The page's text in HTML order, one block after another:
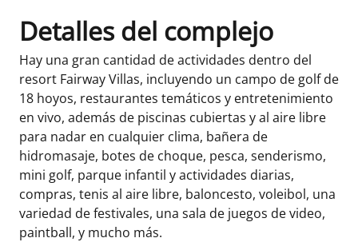
Detalles del complejo
Hay una gran cantidad de actividades dentro del
resort Fairway Villas, incluyendo un campo de golf de
18 hoyos, restaurantes temáticos y entretenimiento
en vivo, además de piscinas cubiertas y al aire libre
para nadar en cualquier clima, bañera de
hidromasaje, botes de choque, pesca, senderismo,
mini golf, parque infantil y actividades diarias,
compras, tenis al aire libre, baloncesto, voleibol, una
variedad de festivales, una sala de juegos de video,
paintball, y mucho más.